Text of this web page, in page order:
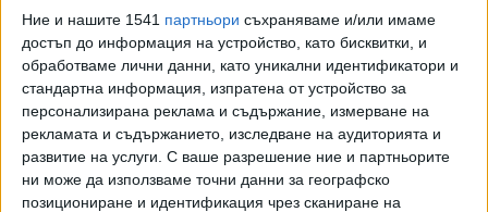
Ние и нашите 1541 партньори съхраняваме и/или имаме
достъп до информация на устройство, като бисквитки, и
обработваме лични данни, като уникални идентификатори и
стандартна информация, изпратена от устройство за
персонализирана реклама и съдържание, измерване на
рекламата и съдържанието, изследване на аудиторията и
развитие на услуги. С ваше разрешение ние и партньорите
ни може да използваме точни данни за географско
позициониране и идентификация чрез сканиране на
ПОСЛЕ Разгледай всички